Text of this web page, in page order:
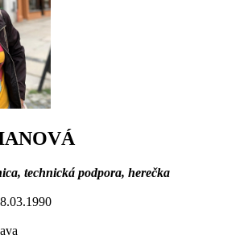
technická podpora, herečka